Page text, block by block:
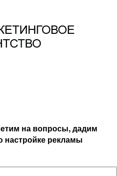
на вопросы, дадим
настройке рекламы